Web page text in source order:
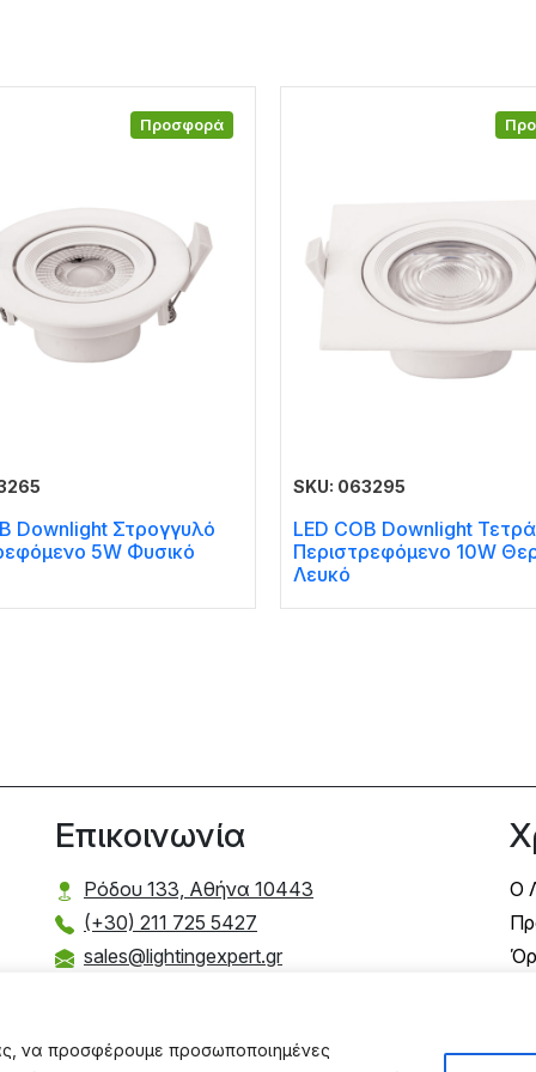
να προσφέρουμε προσωποποιημένες
Προσφορά
Downlight Στρογγυλό
5W Φυσικό
SKU: 063295
LED COB Downlight
Περιστρεφόμενο 10W
Λευκό
Επικοινωνία
Ρόδου 133, Αθήνα 10443
(+30) 211 725 5427
sales@lightingexpert.gr
Ο